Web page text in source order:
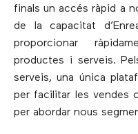
finals un accés ràpid a
de la capacitat
proporcionar
productes i serveis.
serveis, una única
per facilitar les vendes
per abordar nous